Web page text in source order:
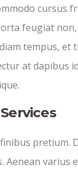
cursus
feugiat
tempus, et
at dapibus
pretium.
Aenean varius